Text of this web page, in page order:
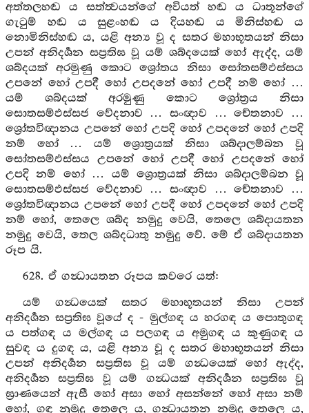
අත්තලහඬ ය සත්ත්‍වයන්ගේ අවියත් හඬ ය ධාතූන්ගේ
ගැටුම් හඬ ය සුළංහඬ ය දියහඬ ය මිනිස්හඬ ය
නොමිනිස්හඬ ය, යළි අන්‍ය වූ ද සතර මහාභූතයන් නිසා
උපන් අනිදර්‍ශන සප්‍රතිඝ වූ යම් ශබ්දයෙක් හෝ ඇද්ද, යම්
ශබ්දයක් අරමුණු කොට ශ්‍රෝතය නිසා සෝතසම්ඵස්සය
උපනේ හෝ උපදී හෝ උපදනේ හෝ උපදී නම් හෝ …
යම් ශබ්දයක් අරමුණු කොට ශ්‍රෝත්‍රය නිසා
සොතසම්ඵස්සජ වේදනාව … සංඥාව … චේතනාව …
ශ්‍රෝතවිඥානය උපනේ හෝ උපදි හෝ උපදනේ හෝ උපදි
නම් හෝ … යම් ශ්‍රොත්‍රයක් නිසා ශබ්දාලම්බන වූ
සෝතසම්ඵස්සය උපනේ හෝ උපදී හෝ උපදනේ හෝ
උපදි නම් හෝ … යම් ශ්‍රොත්‍රයක් නිසා ශබ්දාලම්බන වූ
සොතසම්ඵස්සජ වේදනාව … සංඥාව … චේතනාව …
ශ්‍රෝතවිඥානය උපනේ හෝ උපදී හෝ උපදනේ හෝ උපදි
නම් හෝ, තෙලෙ ශබ්ද නමුදු වෙයි, තෙලෙ ශබ්දායතන
නමුදු වෙයි, තෙල ශබ්දධාතු නමුදු වේ. මේ ඒ ශබ්දායතන
රූප යි.
628. ඒ ගන්‍ධායතන රූපය කවරෙ යත්:
යම් ගන්‍ධයෙක් සතර මහාභූතයන් නිසා උපන්
අනිදර්‍ශන සප්‍රතිඝ වූයේ ද - මුල්ගඳ ය හරගඳ ය පොතුගඳ
ය පත්ගඳ ය මල්ගඳ ය පලගඳ ය අමුගඳ ය කුණුගඳ ය
සුවඳ ය දුගඳ ය, යළි අන්‍ය වූ ද සතර මහාභූතයන් නිසා
උපන් අනිදර්‍ශන සප්‍රතිඝ වූ යම් ගන්‍ධයෙක් හෝ ඇද්ද,
අනිදර්‍ශන සප්‍රතිඝ වූ යම් ගන්‍ධයක් අනිදර්‍ශන සප්‍රතිඝ වූ
ඝ්‍රාණයෙන් ඇසී හෝ අසා හෝ අසන්නේ හෝ අසා නම්
හෝ, ගඳ නුමුදු තෙලෙ ය, ගන්‍ධායතන නමුදු තෙලෙ ය,